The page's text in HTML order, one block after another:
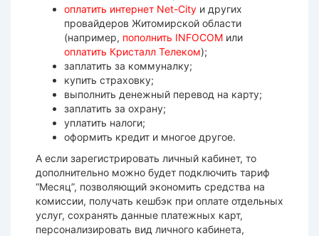
оплатить интернет Net-City и других
провайдеров Житомирской области
(например, пополнить INFOCOM или
оплатить Кристалл Телеком);
заплатить за коммуналку;
купить страховку;
выполнить денежный перевод на карту;
заплатить за охрану;
уплатить налоги;
оформить кредит и многое другое.
А если зарегистрировать личный кабинет, то
дополнительно можно будет подключить тариф
“Месяц”, позволяющий экономить средства на
комиссии, получать кешбэк при оплате отдельных
услуг, сохранять данные платежных карт,
персонализировать вид личного кабинета,